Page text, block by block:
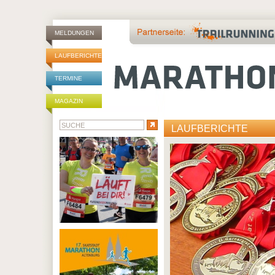
MELDUNGEN
LAUFBERICHTE
TERMINE
MAGAZIN
LAUFBERICHTE